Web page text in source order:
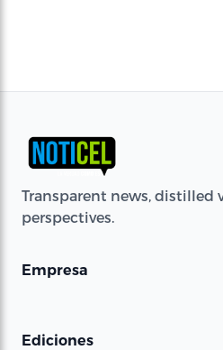
Transparent news, distilled
perspectives.
Empresa
Ediciones